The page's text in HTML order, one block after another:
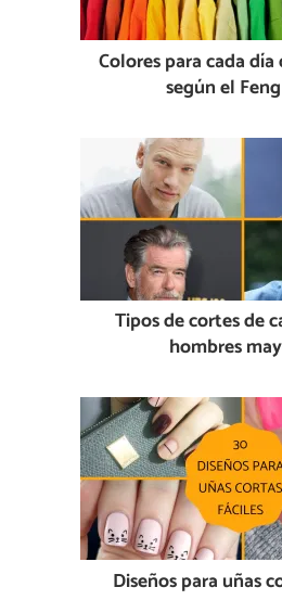
Colores para cada día
según el
Tipos de cortes de
hombres
Diseños para uñas